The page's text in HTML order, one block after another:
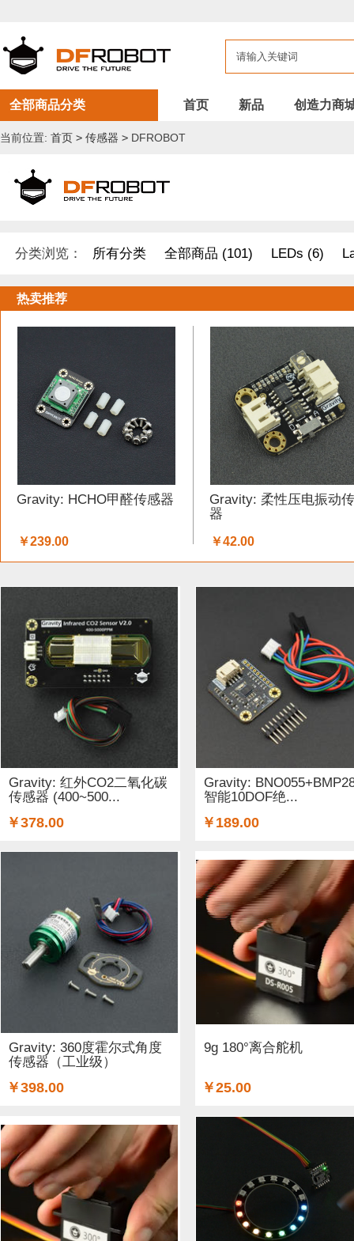
全部商品分类 首页 新品 创造力商
当前位置: 首页 > 传感器 > DFROBOT
分类浏览： 所有分类 全部商品 (101) LEDs (6)
开发原型及配件 (1)
工具 (5) 电缆&电线 (1) 温湿度传感器 (37) DF纪念
结构件 (12) 键盘 (5) 液体传感器 (17)
Arduino 套件 (7) 声
电源模块 (19) 外壳&保护套 (9) 柔性传感器 (3) 电
加速度传感器 (32) LattePanda (1) 直流电机驱动器
其他传感器 (8) GPS (1) RFID (3) LCD (17) LED
压力传感器 (14) 行空板 (1) 编码器
电容 (1) 直流电机 (19) 电位计 (4) 锂电池 (2) 运
太阳能 (3) 其他电子器件 (5) 其他线材 (15)
空气传感器 (62) 促销 (1) 适配器和连
WiFi (5) 蓝牙 (4) 晶
STEM/创客 教育 (9) AI 人工智能 (4) 电子墨水 (2)
热卖推荐
Gravity: HCHO甲醛传感器
￥239.00
Gravity: 柔性压电振动
器
￥42.00
Gravity: 红外CO2二氧化碳
传感器 (400~500...
￥378.00
Gravity:
智能10DOF绝...
￥189.00
Gravity: 360度霍尔式角度
传感器（工业级）
￥398.00
9g 180°离合舵机
￥25.00